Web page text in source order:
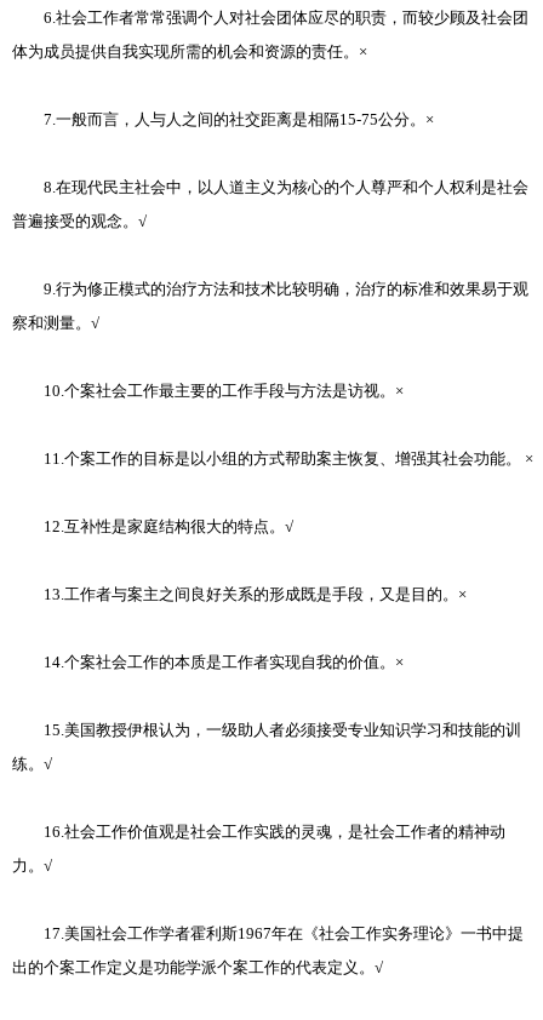
6.社会工作者常常强调个人对社会团体应尽的职责，而较少顾及社会团
体为成员提供自我实现所需的机会和资源的责任。×
7.一般而言，人与人之间的社交距离是相隔15-75公分。×
8.在现代民主社会中，以人道主义为核心的个人尊严和个人权利是社会
普遍接受的观念。√
9.行为修正模式的治疗方法和技术比较明确，治疗的标准和效果易于观
察和测量。√
10.个案社会工作最主要的工作手段与方法是访视。×
11.个案工作的目标是以小组的方式帮助案主恢复、增强其社会功能。 ×
12.互补性是家庭结构很大的特点。√
13.工作者与案主之间良好关系的形成既是手段，又是目的。×
14.个案社会工作的本质是工作者实现自我的价值。×
15.美国教授伊根认为，一级助人者必须接受专业知识学习和技能的训
练。√
16.社会工作价值观是社会工作实践的灵魂，是社会工作者的精神动
力。√
17.美国社会工作学者霍利斯1967年在《社会工作实务理论》一书中提
出的个案工作定义是功能学派个案工作的代表定义。√